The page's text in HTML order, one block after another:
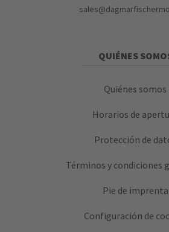
QUIÉNES
Quiénes somos
Horarios de
Protección de
Términos y condiciones
Pie de imprenta
Configuración de